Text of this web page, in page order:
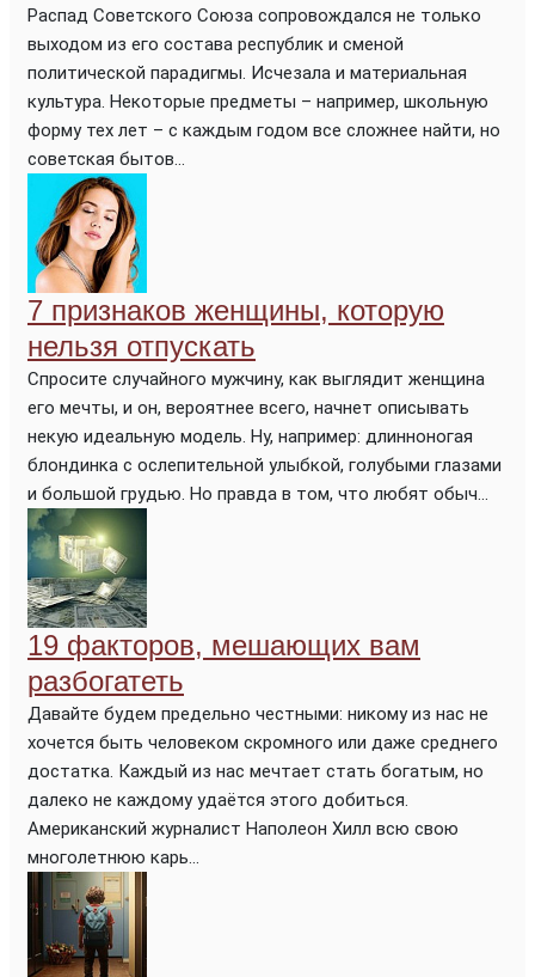
Распад Советского Союза сопровождался не только
выходом из его состава республик и сменой
политической парадигмы. Исчезала и материальная
культура. Некоторые предметы – например, школьную
форму тех лет – с каждым годом все сложнее найти, но
советская бытов...
7 признаков женщины, которую
нельзя отпускать
Спросите случайного мужчину, как выглядит женщина
его мечты, и он, вероятнее всего, начнет описывать
некую идеальную модель. Ну, например: длинноногая
блондинка с ослепительной улыбкой, голубыми глазами
и большой грудью. Но правда в том, что любят обыч...
19 факторов, мешающих вам
разбогатеть
Давайте будем предельно честными: никому из нас не
хочется быть человеком скромного или даже среднего
достатка. Каждый из нас мечтает стать богатым, но
далеко не каждому удаётся этого добиться.
Американский журналист Наполеон Хилл всю свою
многолетнюю карь...